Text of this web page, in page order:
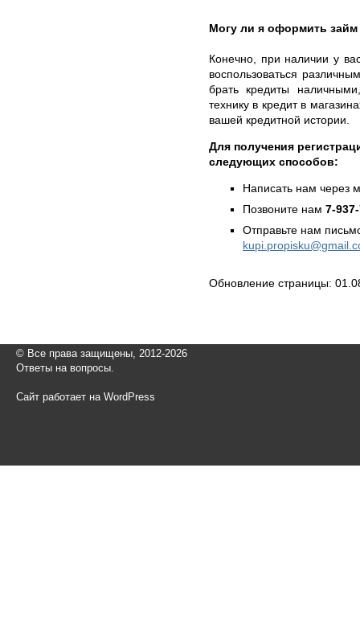
Могу ли я оформить
Конечно, при наличии у
воспользоваться
брать кредиты
технику в кредит в
вашей кредитной истории.
Для получения
следующих способов:
Написать нам через
Позвоните нам 7-
Отправьте нам
Обновление страницы:
© Все права защищены, 2012-2026
Ответы на вопросы.
Сайт работает на WordPress